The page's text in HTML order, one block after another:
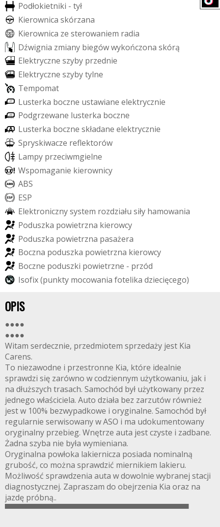
Podłokietniki - tył
Kierownica skórzana
Kierownica ze sterowaniem radia
Dźwignia zmiany biegówwykończona skórą
Elektryczne szyby przednie
Elektryczne szybytylne
Tempomat
Lusterka boczne ustawiane elektrycznie
Podgrzewane lusterka boczne
Lusterka boczne składane elektrycznie
Spryskiwacze refektorów
Lampy przeciwmgielne
Wspomaganie kierownicy
ABS
ESP
Elektronicznysystem rozdziału siły hamowania
Poduszka powietrzna kierowcy
Poduszka powietrzna pasażera
Boczna poduszka powietrzna kierowcy
Boczne poduszki powietrzne - przód
Isofix(punkty mocowania fotelika dziecięcego)
OPIS
●●●●
●●●●
Witam serdecznie, przedmiotem sprzedaży jest Kia
Carens.
To niezawodne i przestronne Kia, które idealnie
sprawdzi się zarówno w codziennym użytkowaniu, jak i
na dłuższych trasach. Samochód był użytkowany przez
jednego właściciela. Auto działa bez zarzutów również
jest w 100% bezwypadkowe i oryginalne. Samochód był
regularnie serwisowany w ASO i ma udokumentowany
oryginalny przebieg. Wnętrze auta jest czyste i zadbane.
Żadna szyba nie była wymieniana.
Oryginalna powłoka lakiernicza posiada nominalną
grubość, co można sprawdzić miernikiem lakieru.
Możliwość sprawdzenia auta w dowolnie wybranej stacji
diagnostycznej. Zapraszam do obejrzenia Kia oraz na
jazdę próbną..
▀▀▀▀▀▀▀▀▀▀▀▀▀▀▀▀▀▀▀▀▀▀▀▀▀▀▀▀▀▀▀▀▀▀